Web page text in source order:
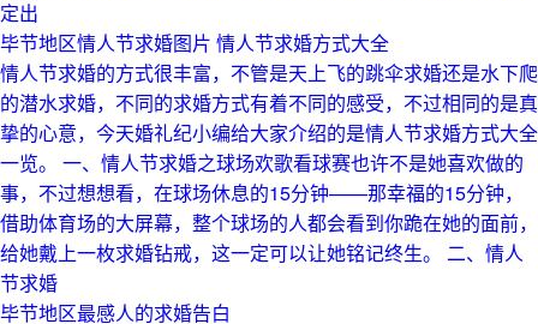
定出
毕节地区情人节求婚图片 情人节求婚方式大全
情人节求婚的方式很丰富，不管是天上飞的跳伞求婚还是水下爬
的潜水求婚，不同的求婚方式有着不同的感受，不过相同的是真
挚的心意，今天婚礼纪小编给大家介绍的是情人节求婚方式大全
一览。 一、情人节求婚之球场欢歌看球赛也许不是她喜欢做的
事，不过想想看，在球场休息的15分钟——那幸福的15分钟，
借助体育场的大屏幕，整个球场的人都会看到你跪在她的面前，
给她戴上一枚求婚钻戒，这一定可以让她铭记终生。 二、情人
节求婚
毕节地区最感人的求婚告白